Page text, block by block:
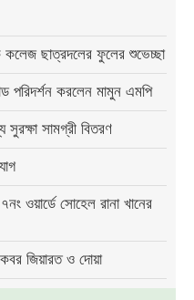
কলেজ ছাত্রদলের ফুলের শুভেচ্ছা
পরিদর্শন করলেন মামুন এমপি
সুরক্ষা সামগ্রী বিতরণ
ওয়ার্ডে সোহেল রানা খানের
জিয়ারত ও দোয়া